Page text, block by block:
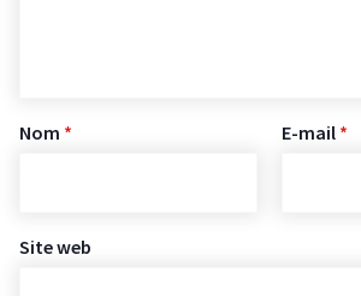
Nom * E-mail *
Site web